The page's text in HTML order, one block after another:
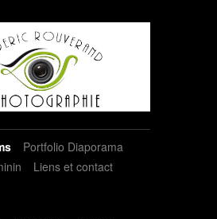
Portfolio Diaporama
Liens et contact